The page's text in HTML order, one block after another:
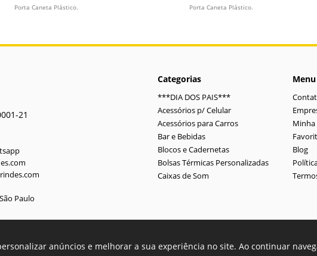
Porta Caneta Plástico. Porta Caneta Plástico.
21
Paulo
Categorias
***DIA DOS PAIS***
Acessórios p/ Celular
Acessórios para Carros
Bar e Bebidas
Blocos e Cadernetas
Bolsas Térmicas Personalizadas
Caixas de Som
Menu
Minha
Blog
anúncios e melhorar a sua experiência no site. Ao continuar